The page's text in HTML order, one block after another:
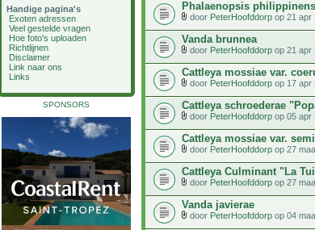
Handige pagina's
Exoten adressen
Veel gestelde vragen
Hoe foto's uploaden
Richtlijnen
Disclaimer
Link naar ons
Links
SPONSORS
Phalaenopsis
door PeterHoofddorp op 21 apr
Vanda brunnea
door PeterHoofddorp op 21 apr
Cattleya mossiae var.
door PeterHoofddorp op 17 apr
Cattleya schroederae
door PeterHoofddorp op 05 apr
Cattleya mossiae var.
door PeterHoofddorp op 27
Cattleya Culminant "La
door PeterHoofddorp op 27
Vanda javierae
door PeterHoofddorp op 04